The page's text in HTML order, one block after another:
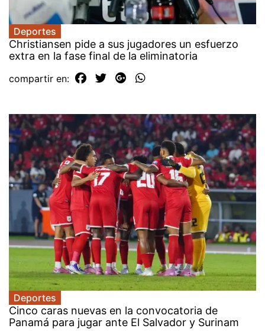
Deportes
Christiansen pide a sus jugadores un esfuerzo
extra en la fase final de la eliminatoria
compartir en:
Deportes
Cinco caras nuevas en la convocatoria de
Panamá para jugar ante El Salvador y Surinam